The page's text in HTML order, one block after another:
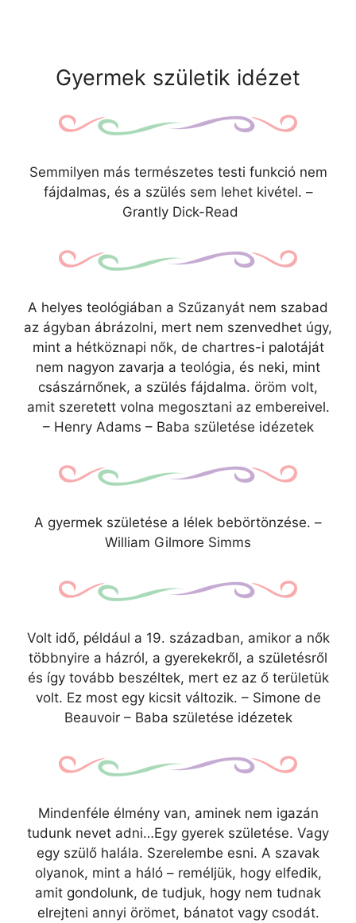
Gyermek születik idézet
Semmilyen más természetes testi funkció nem
fájdalmas, és a szülés sem lehet kivétel. –
Grantly Dick-Read
A helyes teológiában a Szűzanyát nem szabad
az ágyban ábrázolni, mert nem szenvedhet úgy,
mint a hétköznapi nők, de chartres-i palotáját
nem nagyon zavarja a teológia, és neki, mint
császárnőnek, a szülés fájdalma. öröm volt,
amit szeretett volna megosztani az embereivel.
– Henry Adams – Baba születése idézetek
A gyermek születése a lélek bebörtönzése. –
William Gilmore Simms
Volt idő, például a 19. században, amikor a nők
többnyire a házról, a gyerekekről, a születésről
és így tovább beszéltek, mert ez az ő területük
volt. Ez most egy kicsit változik. – Simone de
Beauvoir – Baba születése idézetek
Mindenféle élmény van, aminek nem igazán
tudunk nevet adni…Egy gyerek születése. Vagy
egy szülő halála. Szerelembe esni. A szavak
olyanok, mint a háló – reméljük, hogy elfedik,
amit gondolunk, de tudjuk, hogy nem tudnak
elrejteni annyi örömet, bánatot vagy csodát.